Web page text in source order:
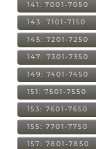
141: 7001-7050
143: 7101-7150
145: 7201-7250
147: 7301-7350
149: 7401-7450
151: 7501-7550
153: 7601-7650
155: 7701-7750
157: 7801-7850